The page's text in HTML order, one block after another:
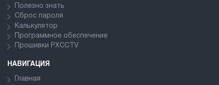
Полезно знать
Сброс пароля
Калькулятор
Программное обеспечение
Прошивки PXCCTV
НАВИГАЦИЯ
Главная